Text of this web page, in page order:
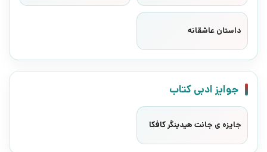
داستان عاشقانه
جوایز ادبی کتاب
جایزه ی جانت هیدینگر کافکا